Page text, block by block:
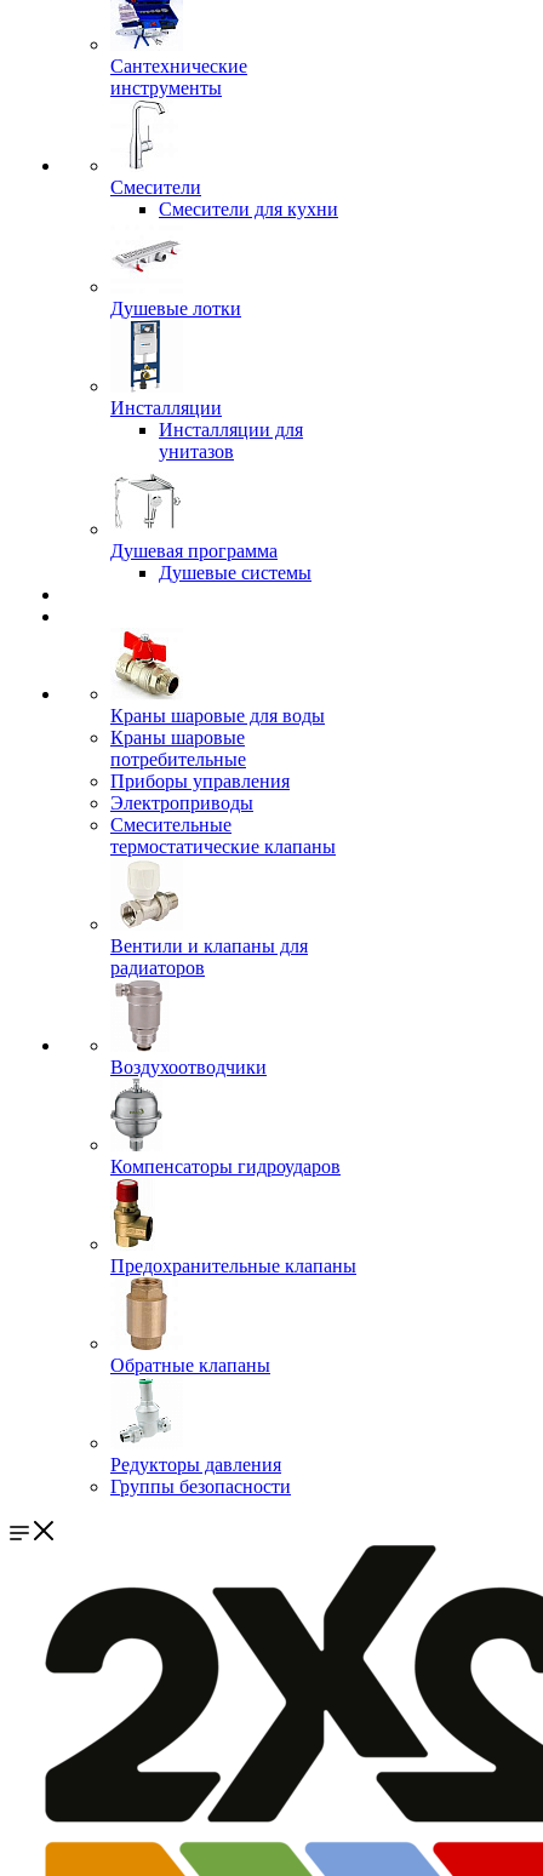
Сантехнические
инструменты
Смесители
Смесители для кухни
Душевые лотки
Инсталляции
Инсталляции для
унитазов
Душевая программа
Душевые системы
Краны шаровые для воды
Краны шаровые
потребительные
Приборы управления
Электроприводы
Смесительные
термостатические клапаны
Вентили и клапаны для
радиаторов
Воздухоотводчики
Компенсаторы гидроударов
Предохранительные клапаны
Обратные клапаны
Редукторы давления
Группы безопасности